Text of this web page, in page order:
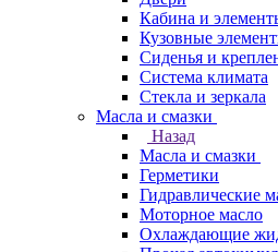
Кабина и
Кузовные
Сиденья и
Система климата
Стекла и зеркала
Масла и смазки
Назад
Масла и смазки
Герметики
Гидравлические
Моторное масло
Охлаждающие